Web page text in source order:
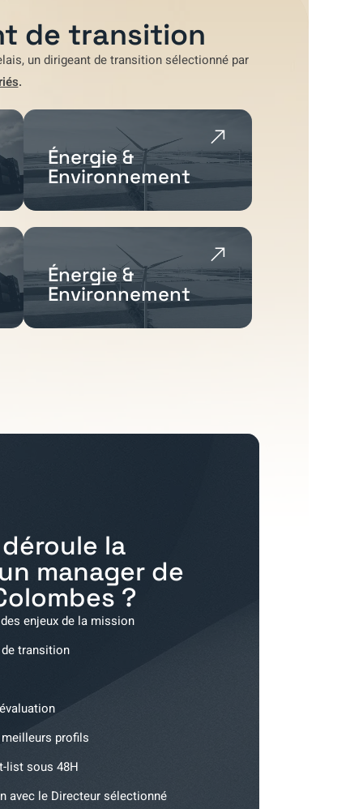
de transition
, un dirigeant de transition sélectionné par
.
Énergie &
Environnement
Énergie &
Environnement
la
manager de
?
enjeux de la mission
transition
profils
list sous 48H
avec le Directeur sélectionné